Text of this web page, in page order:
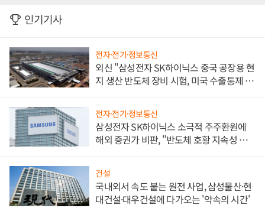
인기기사
전자·전기·정보통신
외신 "삼성전자 SK하이닉스 중국 공장용 현
지 생산 반도체 장비 시험, 미국 수출통제 대
전자·전기·정보통신
삼성전자 SK하이닉스 소극적 주주환원에
해외 증권가 비판, "반도체 호황 지속성 의
건설
국내외서 속도 붙는 원전 사업, 삼성물산·현
대건설·대우건설에 다가오는 '약속의 시간'